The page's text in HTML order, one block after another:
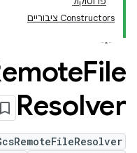
Constructors ציבוריים
File
Resolver